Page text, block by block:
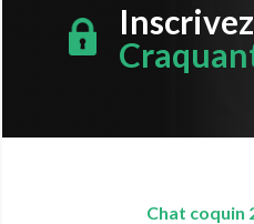
Chat coquin